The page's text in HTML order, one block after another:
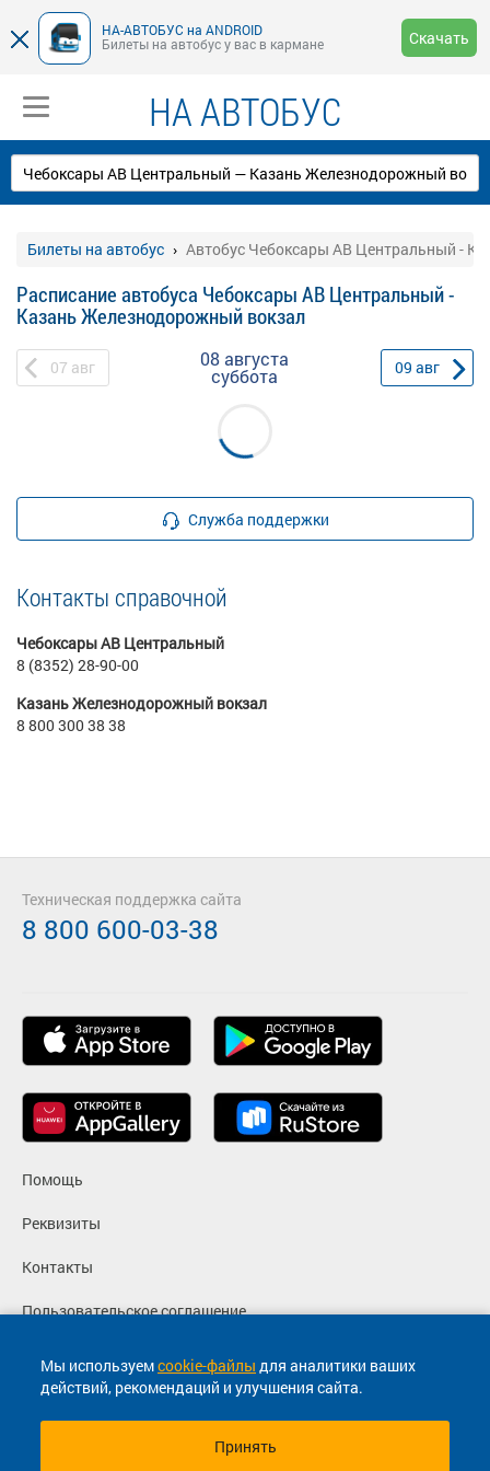
НА-АВТОБУС на ANDROID
Билеты на автобус у вас в кармане
Скачать
НА АВТОБУС
Билеты на автобус Автобус Чебоксары АВ Центральный -
Расписание автобуса Чебоксары АВ Центральный -
Казань Железнодорожный вокзал
07 авг 08 августа
суббота 09 авг
Служба поддержки
Контакты справочной
Чебоксары АВ Центральный
8 (8352) 28-90-00
Казань Железнодорожный вокзал
8 800 300 38 38
Мы используемcookie-файлы для аналитики ваших
действий, рекомендаций и улучшения сайта.
Принять
Помощь
Реквизиты
Контакты
Пользовательское соглашение
Политика конфиденциальности
Согласие на маркетинговые сообщения
Техническая поддержка сайта
8 800 600-03-38
© 2013-2026, ООО "Капитал"- Онлайн сервис продажи